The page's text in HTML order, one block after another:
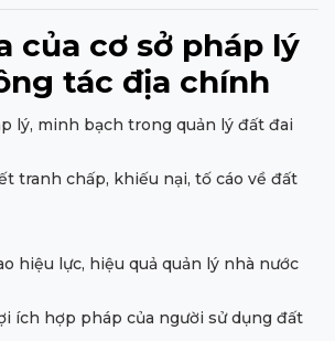
của cơ sở pháp lý
tác địa chính
lý, minh bạch trong quản lý đất đai
tranh chấp, khiếu nại, tố cáo về đất
hiệu lực, hiệu quả quản lý nhà nước
ích hợp pháp của người sử dụng đất